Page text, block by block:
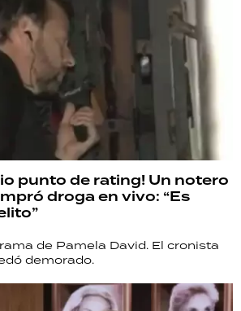
punto de rating! Un notero
droga en vivo: “Es
de Pamela David. El cronista
demorado.